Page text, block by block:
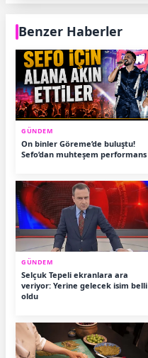
Benzer Haberler
GÜNDEM
On binler Göreme’de buluştu!
Sefo’dan muhteşem performans
GÜNDEM
Selçuk Tepeli ekranlara ara
veriyor: Yerine gelecek isim belli
oldu